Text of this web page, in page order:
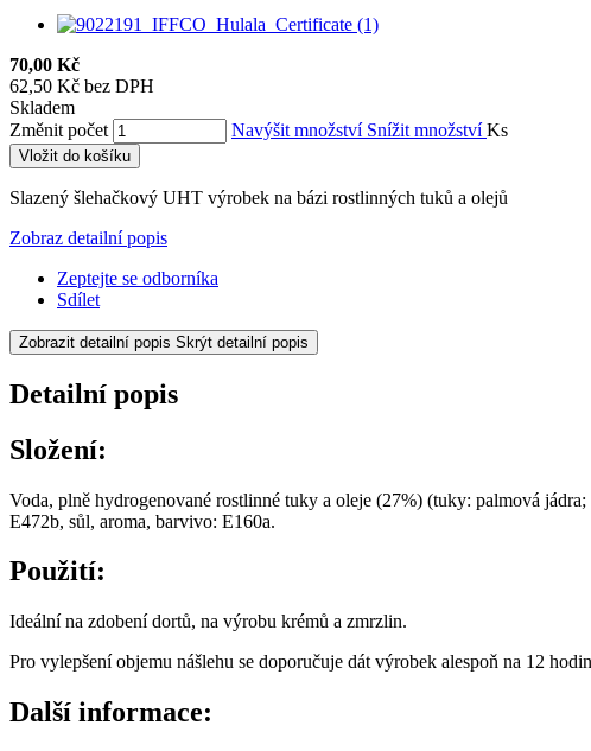
70,00 Kč
62,50 Kč bez DPH
Skladem
Změnit počet
Navýšit množství Snížit množstvíKs
Vložit do košíku
Slazený šlehačkový UHT výrobek na bázi rostlinných tuků a olejů
Zobraz detailní popis
Zeptejte se odborníka
Sdílet
Zobrazit detailní popis Skrýt detailní popis
Detailní popis
Složení:
Voda, plně hydrogenované rostlinné tuky a oleje (27%) (tuky: palmová
E472b, sůl, aroma, barvivo: E160a.
Použití:
Ideální na zdobení dortů, na výrobu krémů a zmrzlin.
Pro vylepšení objemu nášlehu se doporučuje dát výrobek alespoň na 12
Další informace: